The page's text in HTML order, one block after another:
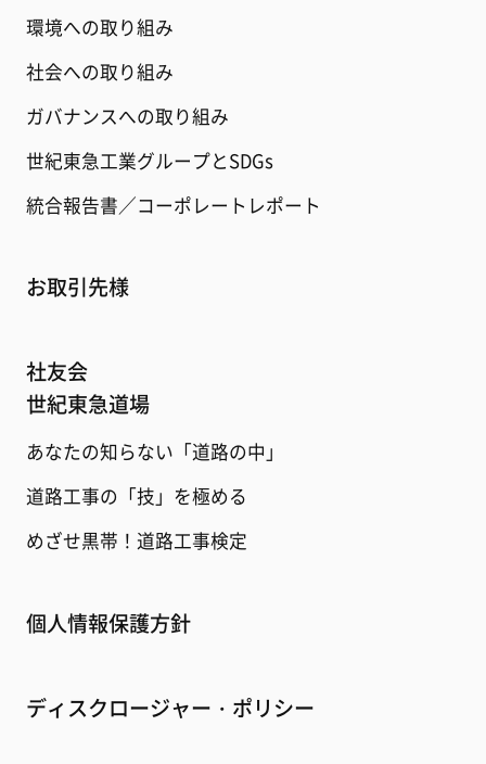
環境への取り組み
社会への取り組み
ガバナンスへの取り組み
世紀東急工業グループとSDGs
統合報告書／コーポレートレポート
お取引先様
社友会
世紀東急道場
あなたの知らない「道路の中」
道路工事の「技」を極める
めざせ黒帯！道路工事検定
個人情報保護方針
ディスクロージャー・ポリシー